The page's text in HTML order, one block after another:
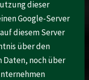
dieser
Google-Server
diesem Server
über den
noch über